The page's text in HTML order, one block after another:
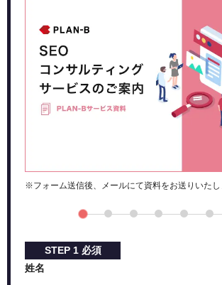
ABテストの効果を検証するのにどのくらい
ABテストの数値はどう確認すればいい？
まとめ：GoogleアナリティクスのABテ
成果アップさせよう！
※フォーム送信後、メールにて資料をお送りいたし
STEP 1 必須
姓名